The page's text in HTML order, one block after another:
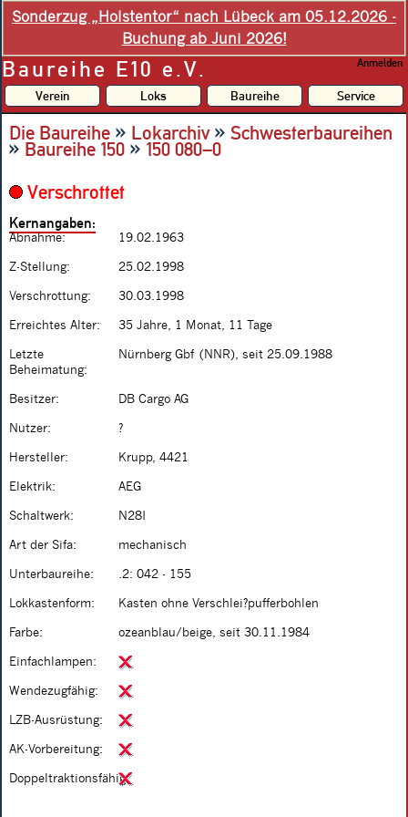
Sonderzug „Holstentor“ nach Lübeck am 05.12.2026 -
Buchung ab Juni 2026!
Baureihe E10 e.V. Anmelden
Verein Loks Baureihe Service
Die Baureihe » Lokarchiv» Schwesterbaureihen
»Baureihe 150 »150 080–0
Verschrottet
Kernangaben:
Abnahme: 19.02.1963
Z-Stellung: 25.02.1998
Verschrottung: 30.03.1998
Erreichtes Alter: 35 Jahre, 1 Monat, 11 Tage
Letzte
Beheimatung:
Nürnberg Gbf (NNR), seit 25.09.1988
Besitzer: DB Cargo AG
Nutzer: ?
Hersteller: Krupp, 4421
Elektrik: AEG
Schaltwerk: N28I
Art der Sifa: mechanisch
Unterbaureihe: .2: 042 - 155
Lokkastenform: Kasten ohne Verschlei?pufferbohlen
Farbe: ozeanblau/beige, seit 30.11.1984
Einfachlampen:
Wendezugfähig:
LZB-Ausrüstung:
AK-Vorbereitung:
Doppeltraktionsfähig: